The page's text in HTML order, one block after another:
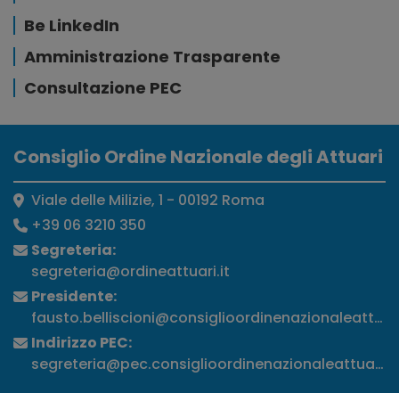
Be LinkedIn
Amministrazione Trasparente
Consultazione PEC
Consiglio Ordine Nazionale degli Attuari
Viale delle Milizie, 1 - 00192 Roma
+39 06 3210 350
Segreteria:
segreteria@ordineattuari.it
Presidente:
Indirizzo PEC:
segreteria@pec.consiglioordinenazionaleattuari.it